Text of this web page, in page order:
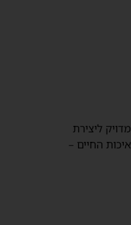
ליצירת
החיים –